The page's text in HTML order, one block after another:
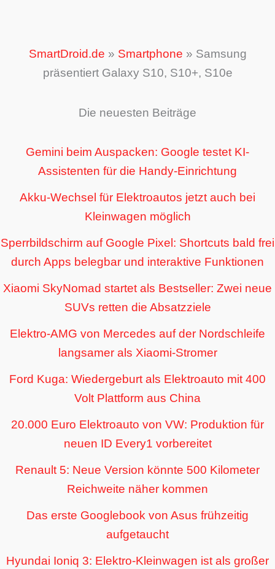
SmartDroid.de » Smartphone » Samsung
präsentiert Galaxy S10, S10+, S10e
Die neuesten Beiträge
Gemini beim Auspacken: Google testet KI-
Assistenten für die Handy-Einrichtung
Akku-Wechsel für Elektroautos jetzt auch bei
Kleinwagen möglich
Sperrbildschirm auf Google Pixel: Shortcuts bald frei
durch Apps belegbar und interaktive Funktionen
Xiaomi SkyNomad startet als Bestseller: Zwei neue
SUVs retten die Absatzziele
Elektro-AMG von Mercedes auf der Nordschleife
langsamer als Xiaomi-Stromer
Ford Kuga: Wiedergeburt als Elektroauto mit 400
Volt Plattform aus China
20.000 Euro Elektroauto von VW: Produktion für
neuen ID Every1 vorbereitet
Renault 5: Neue Version könnte 500 Kilometer
Reichweite näher kommen
Das erste Googlebook von Asus frühzeitig
aufgetaucht
Hyundai Ioniq 3: Elektro-Kleinwagen ist als großer